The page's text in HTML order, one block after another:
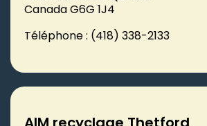
Canada G6G 1J4
Téléphone : (418) 338-2133